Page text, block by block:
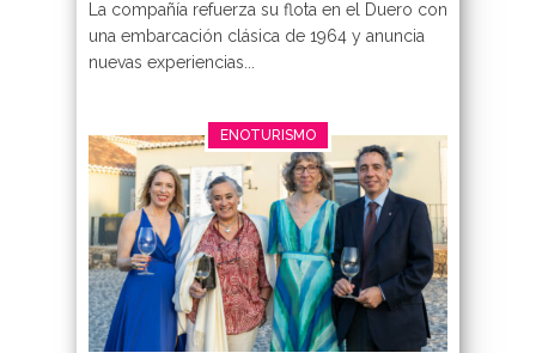
La compañía refuerza su flota en el Duero con
una embarcación clásica de 1964 y anuncia
nuevas experiencias...
ENOTURISMO